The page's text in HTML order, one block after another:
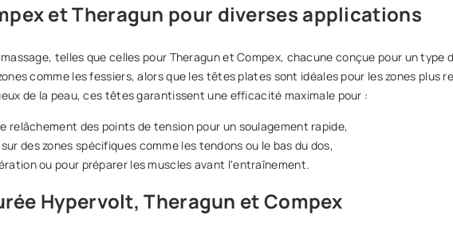
et Theragun pour diverses applications
telles que celles pour Theragun et Compex, chacune conçue pour un
comme les fessiers, alors que les têtes plates sont idéales pour les zones plus
de la peau, ces têtes garantissent une efficacité maximale pour :
relâchement des points de tension pour un soulagement rapide,
des zones spécifiques comme les tendons ou le bas du dos,
ou pour préparer les muscles avant l'entraînement.
Hypervolt, Theragun et Compex